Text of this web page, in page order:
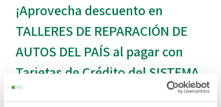
¡Aprovecha descuento en
TALLERES DE REPARACIÓN DE
AUTOS DEL PAÍS al pagar con
Tarjetas de Crédito del SISTEMA
FEDECRÉDITO!